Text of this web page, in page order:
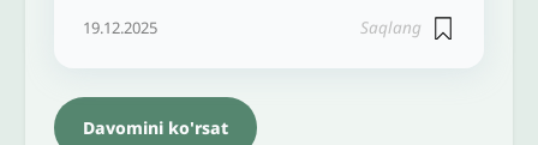
19.12.2025 Saqlang
Davomini ko'rsat